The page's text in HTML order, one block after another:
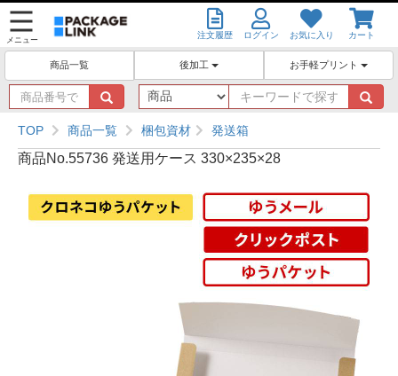
メニュー 注文履歴 ログイン お気に入り カート
商品一覧 後加工 お手軽プリント
商
品
番
号
で
す
キ
ー
ー
探
す
TOP 商品一覧 梱包資材 発送箱
商品No.55736 発送用ケース 330×235×28